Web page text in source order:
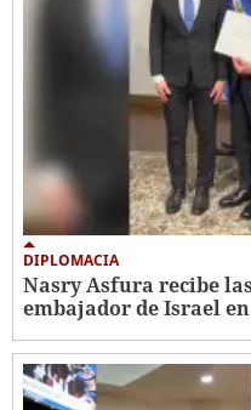
DIPLOMACIA
Nasry Asfura recibe
embajador de Israel